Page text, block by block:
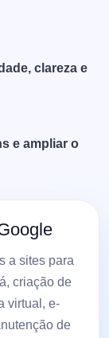
clareza e
e ampliar o
a sites para
criação de
virtual, e-
de